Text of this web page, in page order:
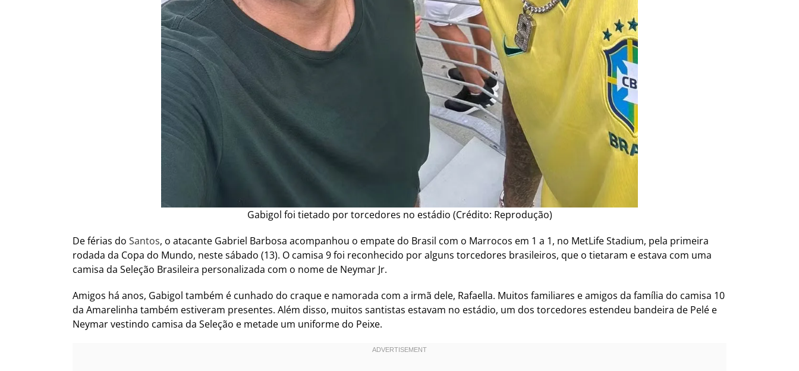
Gabigol foi tietado por torcedores no estádio (Crédito: Reprodução)
De férias do Santos, o atacante Gabriel Barbosa acompanhou o empate do Brasil com o Marrocos em 1 a 1, no MetLife Stadium, pela primeira
rodada da Copa do Mundo, neste sábado (13). O camisa 9 foi reconhecido por alguns torcedores brasileiros, que o tietaram e estava com uma
camisa da Seleção Brasileira personalizada com o nome de Neymar Jr.
Amigos há anos, Gabigol também é cunhado do craque e namorada com a irmã dele, Rafaella. Muitos familiares e amigos da família do camisa 10
da Amarelinha também estiveram presentes. Além disso, muitos santistas estavam no estádio, um dos torcedores estendeu bandeira de Pelé e
Neymar vestindo camisa da Seleção e metade um uniforme do Peixe.